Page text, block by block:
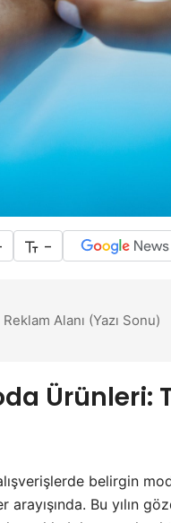
-
Alanı (Yazı Sonu)
Ürünleri:
belirgin
Bu yılın